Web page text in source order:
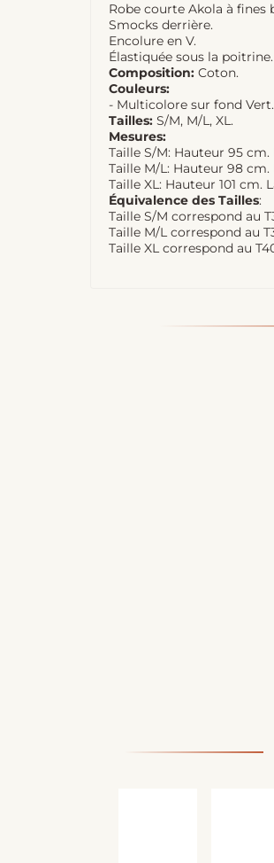
Robe courte Akola à
Smocks derrière.
Encolure en V.
Élastiquée sous la poitrine.
Composition: Coton.
Couleurs:
- Multicolore sur fond Vert.
Tailles: S/M, M/L, XL.
Mesures:
Taille S/M: Hauteur 95
Taille M/L: Hauteur 98
Taille XL: Hauteur 101 cm.
Équivalence des Tailles:
Taille S/M correspond au
Taille M/L correspond au
Taille XL correspond au